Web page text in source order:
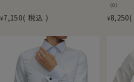
¥7,150 税込
（0）
¥8,250